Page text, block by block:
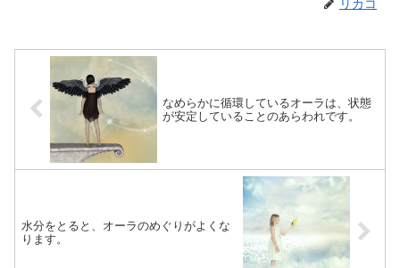
リカコ
なめらかに循環しているオーラは、状態
が安定していることのあらわれです。
水分をとると、オーラのめぐりがよくな
ります。